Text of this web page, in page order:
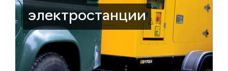
электростанции